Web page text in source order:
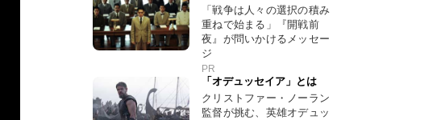
「戦争は人々の選択の積み
重ねで始まる」『開戦前
夜』が問いかけるメッセー
ジ
PR
「オデュッセイア」とは
クリストファー・ノーラン
監督が挑む、英雄オデュッ